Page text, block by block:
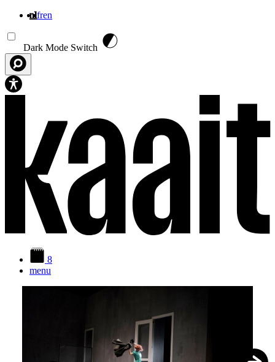
nlfren
Dark Mode Switch
8
menu